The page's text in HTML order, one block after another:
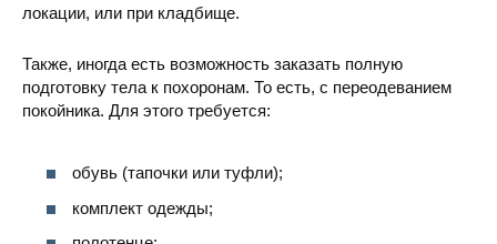
локации, или при кладбище.
Также, иногда есть возможность заказать полную
подготовку тела к похоронам. То есть, с переодеванием
покойника. Для этого требуется:
обувь (тапочки или туфли);
комплект одежды;